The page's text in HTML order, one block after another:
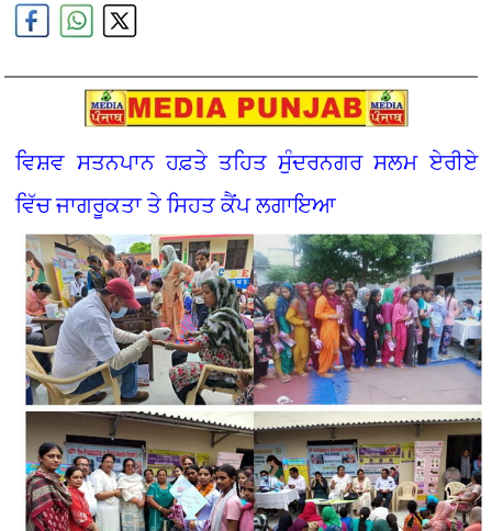
ਵਿਸ਼ਵ ਸਤਨਪਾਨ ਹਫ਼ਤੇ ਤਹਿਤ ਸੁੰਦਰਨਗਰ ਸਲਮ ਏਰੀਏ
ਵਿੱਚ ਜਾਗਰੂਕਤਾ ਤੇ ਸਿਹਤ ਕੈਂਪ ਲਗਾਇਆ